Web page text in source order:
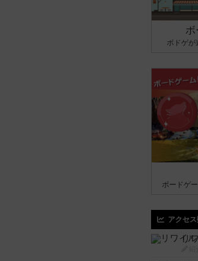
ボドゲが
ボードゲ
アクセ